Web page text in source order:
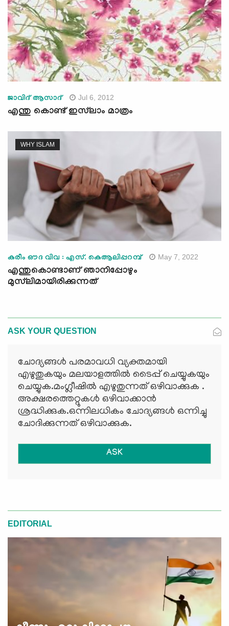
ജാവിദ്‌ ആസാദ്‌ Jul 6, 2012
എന്തു കൊണ്ട്‌ ഇസ്‌ലാം മാത്രം
WHY ISLAM
കരീം ഔദ വിവ : എസ്. കെആലിപ്പറമ്പ് May 7, 2022
എന്തുകൊണ്ടാണ് ഞാനിപ്പോഴും
മുസ്‍ലിമായിരിക്കുന്നത്
ASK YOUR QUESTION
ചോദ്യങ്ങള്‍ പരമാവധി വ്യക്തമായി
എഴുതുകയും മലയാളത്തില്‍ ടൈപ്പ് ചെയ്യുകയും
ചെയ്യുക.മംഗ്ലീഷില്‍ എഴുതുന്നത് ഒഴിവാക്കുക .
അക്ഷരത്തെറ്റുകള്‍ ഒഴിവാക്കാന്‍
ശ്രദ്ധിക്കുക.ഒന്നിലധികം ചോദ്യങ്ങള്‍ ഒന്നിച്ചു
ചോദിക്കുന്നത് ഒഴിവാക്കുക.
ASK
EDITORIAL